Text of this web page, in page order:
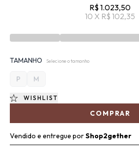
R$ 1.023,50
10 X R$ 102,35
TAMANHO Selecione o tamanho
P M
COMPRAR
WISHLIST
Vendido e entregue porShop2gether